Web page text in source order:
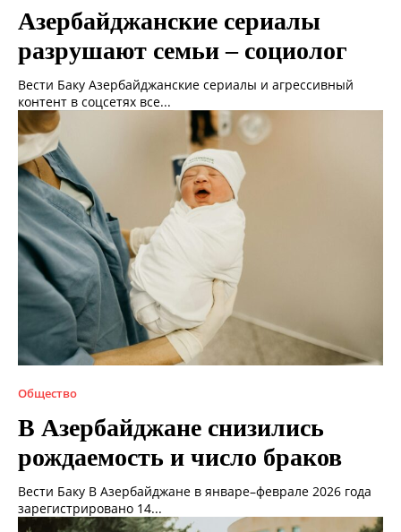
Азербайджанские сериалы
разрушают семьи – социолог
Вести Баку Азербайджанские сериалы и агрессивный
контент в соцсетях все...
Общество
В Азербайджане снизились
рождаемость и число браков
Вести Баку В Азербайджане в январе–феврале 2026 года
зарегистрировано 14...